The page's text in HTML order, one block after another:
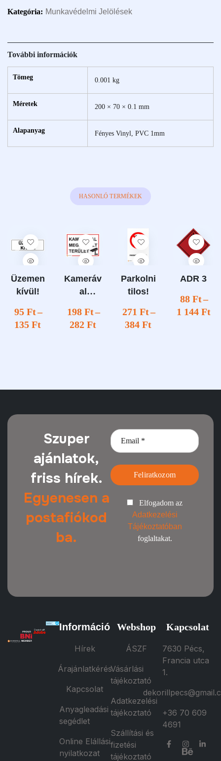
Kategória: Munkavédelmi Jelölések
További információk
Tömeg 0.001 kg
Méretek 200 × 70 × 0.1 mm
Alapanyag Fényes Vinyl, PVC 1mm
HASONLÓ TERMÉKEK
Üzemen
kívül!
95 Ft–
135 Ft
Kameráv
al
lt terület
198 Ft–
282 Ft
Parkolni
tilos!
271 Ft–
384 Ft
ADR 3
88 Ft–
1 144 Ft
Szuper
ajánlatok,
friss hírek.
Egyenesen a
postafiókod
ba.
Feliratkozom
Elfogadom az
Adatkezelési
Tájékoztatóban
foglaltakat.
Információ
Hírek
Árajánlatkérés
Kapcsolat
Anyagleadási
segédlet
Online Elállási
nyilatkozat
Webshop
ÁSZF
Vásárlási
tájékoztató
Adatkezelési
tájékoztató
Szállítási és
fizetési
tájékoztató
Kapcsolat
7630 Pécs,
Francia utca
1.
+36 70 609
4691